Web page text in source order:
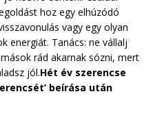
hoz egy elhúzódó
vagy egy olyan
energiát. Tanács: ne vállalj
rád akarnak sózni, mert
jól.Hét év szerencse
beírása után